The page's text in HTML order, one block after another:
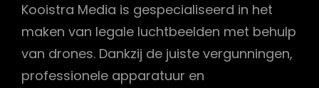
Kooistra Media is gespecialiseerd in het
maken van legale luchtbeelden met behulp
van drones. Dankzij de juiste vergunningen,
professionele apparatuur en